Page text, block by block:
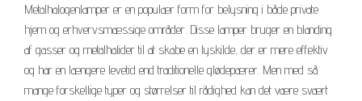
Metalhalogenlamper er en populær form for belysning i både private
hjem og erhvervsmæssige områder. Disse lamper bruger en blanding
af gasser og metalhalider til at skabe en lyskilde, der er mere effektiv
og har en længere levetid end traditionelle glødepærer. Men med så
mange forskellige typer og størrelser til rådighed kan det være svært